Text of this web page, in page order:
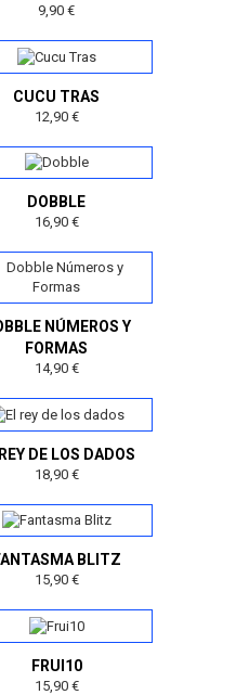
9,90 €
CUCU TRAS
12,90 €
DOBBLE
16,90 €
NÚMEROS Y
FORMAS
14,90 €
DE LOS DADOS
18,90 €
BLITZ
15,90 €
FRUI10
15,90 €